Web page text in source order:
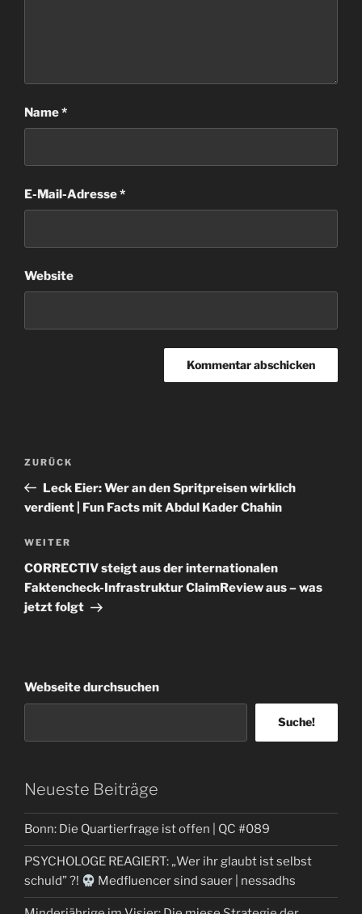
Name*
E-Mail-Adresse*
Website
Beitragsnavigation
Vorheriger
Beitrag
ZURÜCK
Leck Eier: Wer an den Spritpreisen wirklich
verdient | Fun Facts mit Abdul Kader Chahin
Nächster
Beitrag
WEITER
CORRECTIV steigt aus der internationalen
Faktencheck-Infrastruktur ClaimReview aus – was
jetzt folgt
Webseite durchsuchen
Suche!
Neueste Beiträge
Bonn: Die Quartierfrage ist offen | QC #089
PSYCHOLOGE REAGIERT: „Wer ihr glaubt ist selbst
schuld” ?!
Medfluencer sind sauer | nessadhs